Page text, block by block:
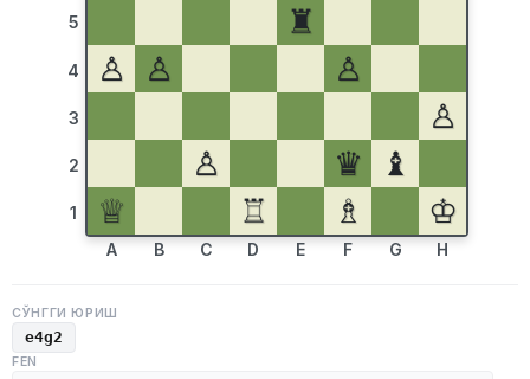
5
4
3
2
1
♜
♙
♙
♙
♙
♙
♛
♝
♕
♖ ♗ ♔
A B C D E F G H
СЎНГГИ ЮРИШ
e4g2
FEN